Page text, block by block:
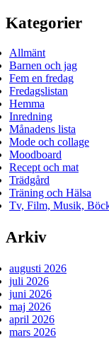
Kategorier
Allmänt
Barnen och jag
Fem en fredag
Fredagslistan
Hemma
Inredning
Månadens lista
Mode och collage
Moodboard
Recept och mat
Trädgård
Träning och Hälsa
Tv, Film, Musik,
Arkiv
augusti 2026
juli 2026
juni 2026
maj 2026
april 2026
mars 2026